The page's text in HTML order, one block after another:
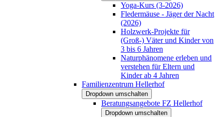
Yoga-Kurs (3-2026)
Fledermäuse - Jäger der Nacht
(2026)
Holzwerk-Projekte für
(Groß-) Väter und Kinder von
3 bis 6 Jahren
Naturphänomene erleben und
verstehen für Eltern und
Kinder ab 4 Jahren
Familienzentrum Hellerhof
Dropdown umschalten
Beratungsangebote FZ Hellerhof
Dropdown umschalten